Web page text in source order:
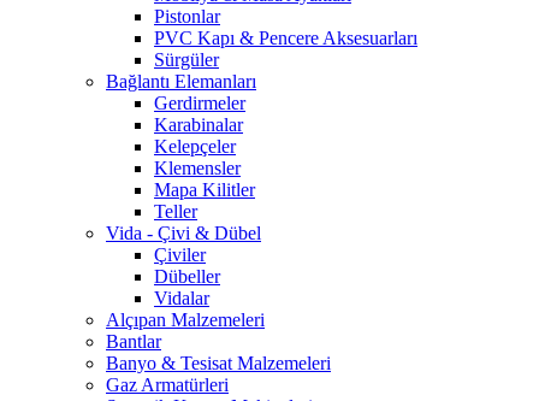
Pistonlar
PVC Kapı & Pencere Aksesuarları
Sürgüler
Bağlantı Elemanları
Gerdirmeler
Karabinalar
Kelepçeler
Klemensler
Mapa Kilitler
Teller
Vida - Çivi & Dübel
Çiviler
Dübeller
Vidalar
Alçıpan Malzemeleri
Bantlar
Banyo & Tesisat Malzemeleri
Gaz Armatürleri